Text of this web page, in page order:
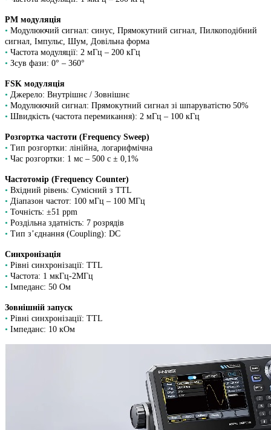
PM модуляція
• Модулюючий сигнал: синус, Прямокутний сигнал, Пилкоподібний
сигнал, Імпульс, Шум, Довільна форма
• Частота модуляції: 2 мГц – 200 кГц
• Зсув фази: 0° – 360°
FSK модуляція
• Джерело: Внутрішнє / Зовнішнє
• Модулюючий сигнал: Прямокутний сигнал зі шпаруватістю 50%
• Швидкість (частота перемикання): 2 мГц – 100 кГц
Розгортка частоти (Frequency Sweep)
• Тип розгортки: лінійна, логарифмічна
• Час розгортки: 1 мс – 500 с ± 0,1%
Частотомір (Frequency Counter)
• Вхідний рівень: Сумісний з TTL
• Діапазон частот: 100 мГц – 100 МГц
• Точність: ±51 ppm
• Роздільна здатність: 7 розрядів
• Тип з’єднання (Coupling): DC
Синхронізація
• Рівні синхронізації: TTL
• Частота: 1 мкГц-2МГц
• Імпеданс: 50 Ом
Зовнішній запуск
• Рівні синхронізації: TTL
• Імпеданс: 10 кОм